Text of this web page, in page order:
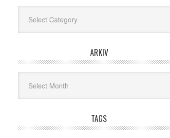
ARKIV
TAGS